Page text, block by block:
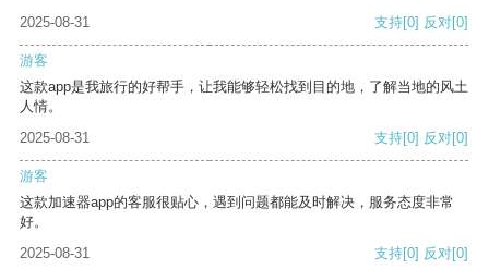
2025-08-31 支持[0] 反对[0]
游客
这款app是我旅行的好帮手，让我能够轻松找到目的地，了解当地的风土
人情。
2025-08-31
支持[0] 反对[0]
游客
这款加速器app的客服很贴心，遇到问题都能及时解决，服务态度非常
好。
2025-08-31
支持[0] 反对[0]